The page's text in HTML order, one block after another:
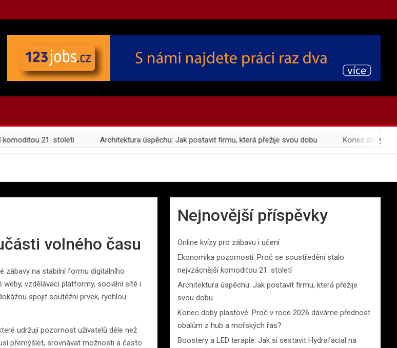
21. století Architektura úspěchu: Jak postavit firmu, která přežije svou dobu Konec doby plastové:
volného času
zábavy na stabilní formu digitálního
vzdělávací platformy, sociální sítě i
spojit soutěžní prvek, rychlou
udržují pozornost uživatelů déle než
přemýšlet, srovnávat možnosti a často
Nejnovější příspěvky
Online kvízy pro zábavu i učení
Ekonomika pozornosti: Proč se soustředění stalo
nejvzácnější komoditou 21. století
Architektura úspěchu: Jak postavit firmu, která přežije
svou dobu
Konec doby plastové: Proč v roce 2026 dáváme přednost
obalům z hub a mořských řas?
Boostery a LED terapie: Jak si sestavit Hydrafacial na